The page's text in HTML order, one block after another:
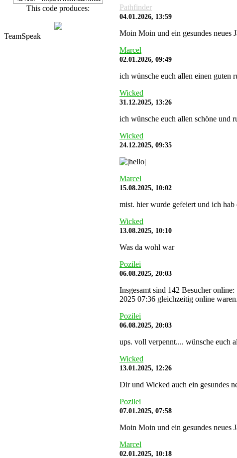
This code produces:
TeamSpeak
Pathfinder
04.01.2026, 13:59
Moin Moin und ein gesundes neues
Marcel
02.01.2026, 09:49
ich wünsche euch allen einen guten
Wicked
31.12.2025, 13:26
ich wünsche euch allen schöne und
Wicked
24.12.2025, 09:35
Marcel
15.08.2025, 10:02
mist. hier wurde gefeiert und ich
Wicked
13.08.2025, 10:10
Was da wohl war
Pozilei
06.08.2025, 20:03
Insgesamt sind 142 Besucher
2025 07:36 gleichzeitig online waren.
Pozilei
06.08.2025, 20:03
ups. voll verpennt.... wünsche euch
Wicked
13.01.2025, 12:26
Dir und Wicked auch ein gesundes
Pozilei
07.01.2025, 07:58
Moin Moin und ein gesundes neues
Marcel
02.01.2025, 10:18